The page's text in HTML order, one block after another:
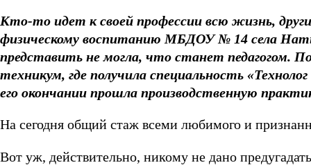
Кто-то идет к своей профессии всю жизнь,
физическому воспитанию МБДОУ № 14 села
представить не могла, что станет педагогом.
техникум, где получила специальность
его окончании прошла производственную
На сегодня общий стаж всеми любимого и
Вот уж, действительно, никому не дано